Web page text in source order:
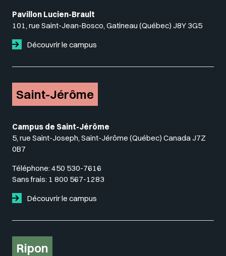
Pavillon Lucien-Brault
101, rue Saint-Jean-Bosco, Gatineau (Québec) J8Y 3G5
Découvrir le campus
Saint-Jérôme
Campus de Saint-Jérôme
5, rue Saint-Joseph, Saint-Jérôme (Québec) Canada J7Z
0B7
Téléphone: 450 530-7616
Sans frais: 1 800 567-1283
Découvrir le campus
Ripon